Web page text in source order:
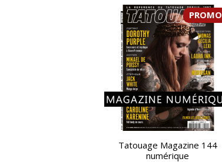
PROMO
Tatouage Magazine 144
numérique